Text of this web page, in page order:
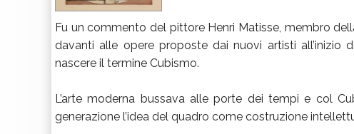
Fu un commento del pittore Henri Matisse, membro
davanti alle opere proposte dai nuovi artisti all’inizio
nascere il termine Cubismo.
L’arte moderna bussava alle porte dei tempi e col
generazione l’idea del quadro come costruzione